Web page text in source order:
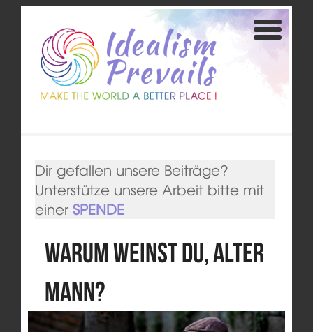
Dir gefallen unsere Beiträge?
Unterstütze unsere Arbeit bitte mit
einer SPENDE
Warum weinst du, alter
Mann?